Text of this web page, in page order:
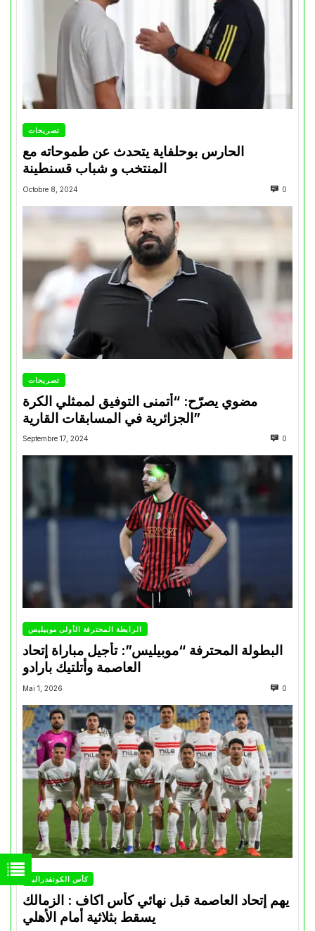
تصريحات
الحارس بوحلفاية يتحدث عن طموحاته مع
المنتخب و شباب قسنطينة
Octobre 8, 2024 0
تصريحات
مضوي يصرّح: “أتمنى التوفيق لممثلي الكرة
الجزائرية في المسابقات القارية”
Septembre 17, 2024 0
الرابطة المحترفة الأولى موبيليس
البطولة المحترفة “موبيليس”: تأجيل مباراة إتحاد
العاصمة وأتلتيك بارادو
Mai 1, 2026 0
كأس الكونفدرالية
يهم إتحاد العاصمة قبل نهائي كأس اكاف : الزمالك